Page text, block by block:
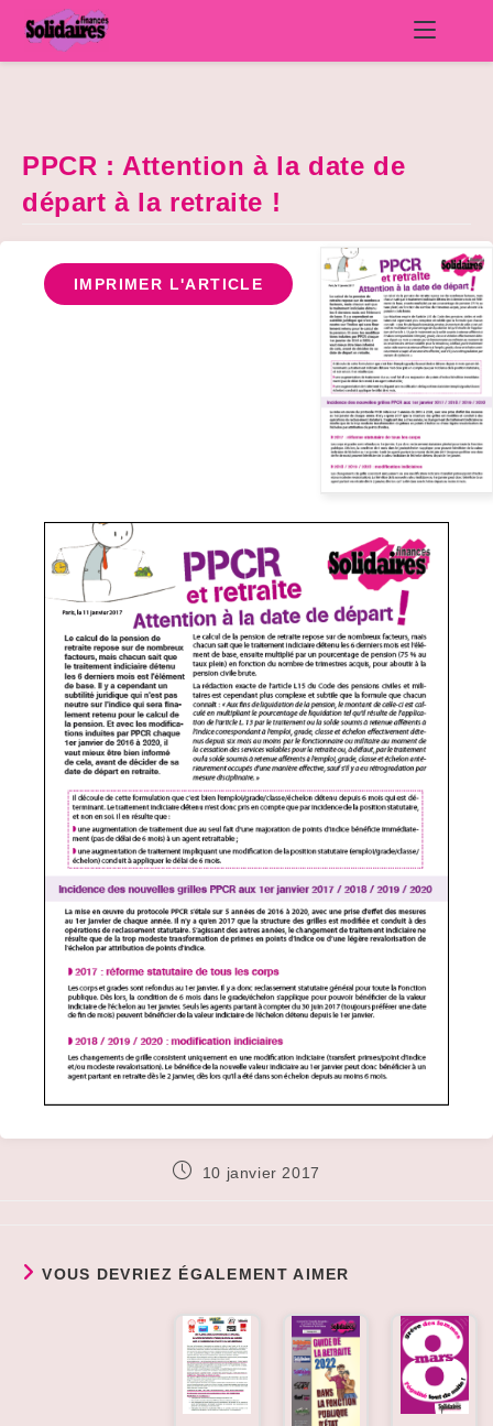
PPCR : Attention à la date de
départ à la retraite !
IMPRIMER L'ARTICLE
Publication
10 janvier 2017
VOUS DEVRIEZ ÉGALEMENT AIMER